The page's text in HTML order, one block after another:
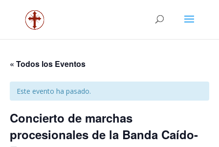
« Todos los Eventos
Este evento ha pasado.
Concierto de marchas
procesionales de la Banda Caído-